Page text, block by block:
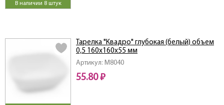
В наличии 8 штук
Артикул: M8040
Тарелка "Квадро" глубокая (белый) объем
0,5 160х160х55 мм
55.80 ₽